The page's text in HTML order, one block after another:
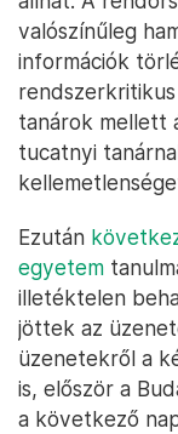
valószínűleg
információk
tanárok mellett
tucatnyi
Ezután
egyetem
illetéktelen
jöttek az
üzenetekről a
is, először a
a következő